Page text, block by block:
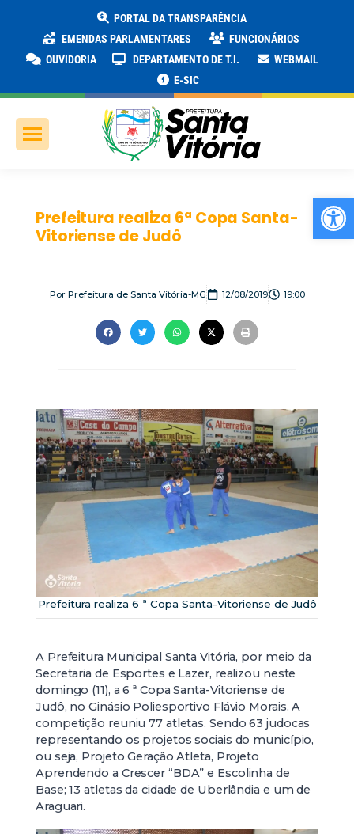
PORTAL DA TRANSPARÊNCIA
EMENDAS PARLAMENTARES
FUNCIONÁRIOS
OUVIDORIA
DEPARTAMENTO DE T.I.
WEBMAIL
E-SIC
Prefeitura realiza 6ª Copa Santa-
Vitoriense de Judô
PorPrefeitura de Santa Vitória-MG 12/08/2019 19:00
Prefeitura realiza 6 ª Copa Santa-Vitoriense de Judô
A Prefeitura Municipal Santa Vitória, por meio da
Secretaria de Esportes e Lazer, realizou neste
domingo (11), a 6 ª Copa Santa-Vitoriense de
Judô, no Ginásio Poliesportivo Flávio Morais. A
competição reuniu 77 atletas. Sendo 63 judocas
representando os projetos sociais do município,
ou seja, Projeto Geração Atleta, Projeto
Aprendendo a Crescer “BDA” e Escolinha de
Base; 13 atletas da cidade de Uberlândia e um de
Araguari.